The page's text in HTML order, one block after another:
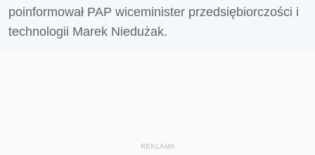
poinformował PAP wiceminister przedsiębiorczości i
technologii Marek Niedużak.
REKLAMA